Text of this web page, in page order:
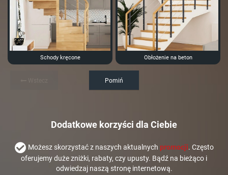
Schody kręcone Obłożenie na beton
Pomiń
Dodatkowe korzyści dla Ciebie
Możesz skorzystać z naszych aktualnych promocji. Często
oferujemy duże zniżki, rabaty, czy upusty. Bądź na bieżąco i
odwiedzaj naszą stronę internetową.